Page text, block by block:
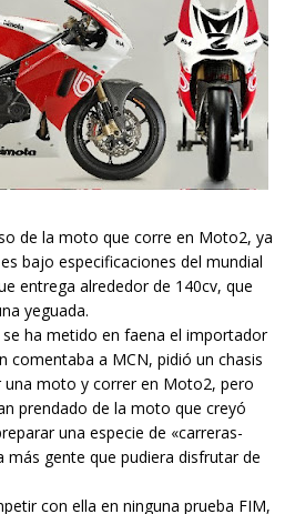
de la moto que corre en Moto2, ya
bajo especificaciones del mundial
entrega alrededor de 140cv, que
yeguada.
ha metido en faena el importador
comentaba a MCN, pidió un chasis
una moto y correr en Moto2, pero
prendado de la moto que creyó
una especie de «carreras-
más gente que pudiera disfrutar de
con ella en ninguna prueba FIM,